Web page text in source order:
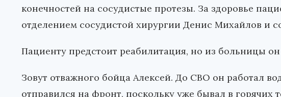
конечностей на сосудистые протезы. За здоровье
отделением сосудистой хирургии Денис Михайлов и
Пациенту предстоит реабилитация, но из больницы
Зовут отважного бойца Алексей. До СВО он работал
отправился на фронт, поскольку уже бывал в горячих